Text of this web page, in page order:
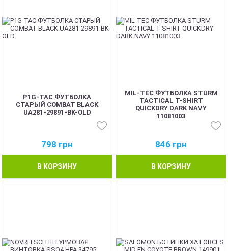
P1G-TAC ФУТБОЛКА
СТАРЫЙ COMBAT BLACK
UA281-29891-BK-OLD
798 грн
В КОРЗИНУ
MIL-TEC ФУТБОЛКА STURM
TACTICAL T-SHIRT
QUICKDRY DARK NAVY
11081003
846 грн
В КОРЗИНУ